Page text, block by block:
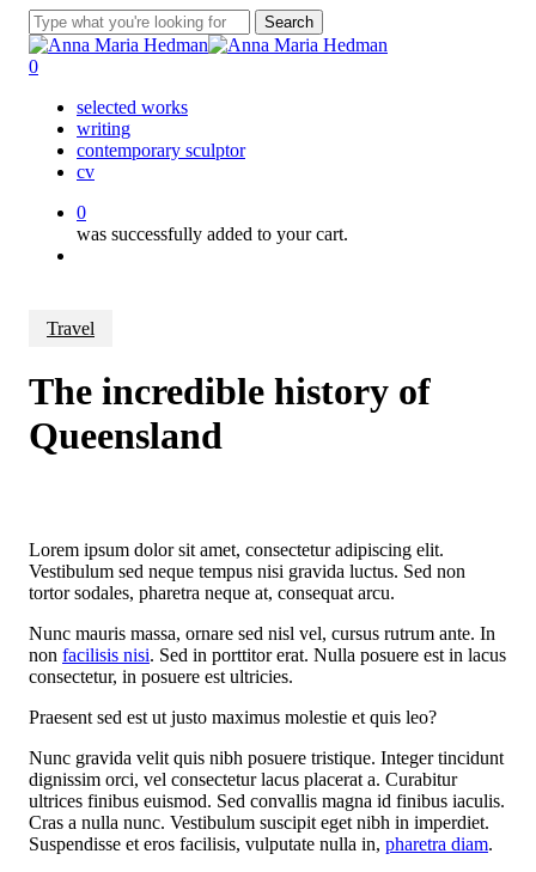
Skip
main
Search
Close
Search
0
selected works
writing
contemporary sculptor
cv
0
was successfully added to your cart.
Travel
The incredible history of
Queensland
Lorem ipsum dolor sit amet, consectetur adipiscing elit.
Vestibulum sed neque tempus nisi gravida luctus. Sed non
tortor sodales, pharetra neque at, consequat arcu.
Nunc mauris massa, ornare sed nisl vel, cursus rutrum ante. In
non facilisis nisi. Sed in porttitor erat. Nulla posuere est in lacus
consectetur, in posuere est ultricies.
Praesent sed est ut justo maximus molestie et quis leo?
Nunc gravida velit quis nibh posuere tristique. Integer tincidunt
dignissim orci, vel consectetur lacus placerat a. Curabitur
ultrices finibus euismod. Sed convallis magna id finibus iaculis.
Cras a nulla nunc. Vestibulum suscipit eget nibh in imperdiet.
Suspendisse et eros facilisis, vulputate nulla in, pharetra diam.